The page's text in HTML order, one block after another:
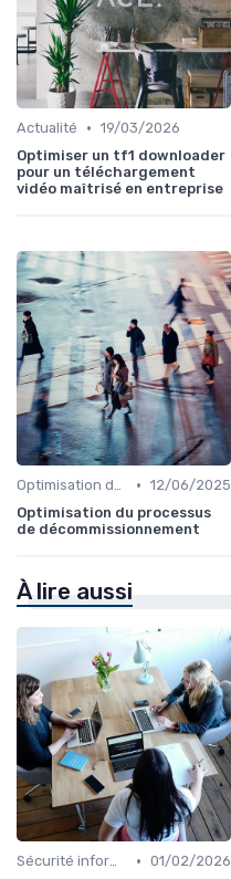
Actualité • 19/03/2026
Optimiser un tf1 downloader
pour un téléchargement
vidéo maîtrisé en entreprise
Optimisation des coûts • 12/06/2025
Optimisation du processus
de décommissionnement
À lire aussi
Sécurité informatique • 01/02/2026